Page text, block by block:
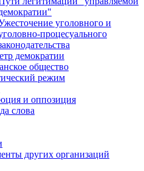
уголовного и
процесуального
демократии
общество
режим
и оппозиция
слова
других организаций